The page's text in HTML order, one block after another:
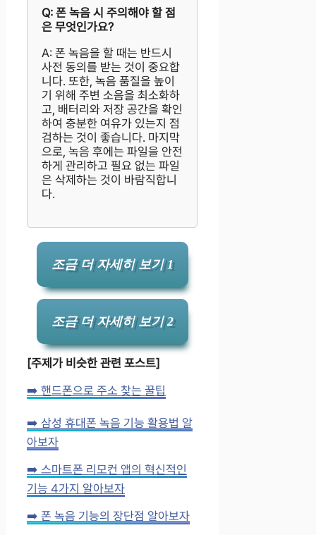
Q: 폰 녹음 시 주의해야 할 점
은 무엇인가요?
A: 폰 녹음을 할 때는 반드시
사전 동의를 받는 것이 중요합
니다. 또한, 녹음 품질을 높이
기 위해 주변 소음을 최소화하
고, 배터리와 저장 공간을 확인
하여 충분한 여유가 있는지 점
검하는 것이 좋습니다. 마지막
으로, 녹음 후에는 파일을 안전
하게 관리하고 필요 없는 파일
은 삭제하는 것이 바람직합니
다.
조금 더 자세히 보기 1
조금 더 자세히 보기 2
[주제가 비슷한 관련 포스트]
➡️ 핸드폰으로 주소 찾는 꿀팁
➡️ 삼성 휴대폰 녹음 기능 활용법 알
아보자
➡️ 스마트폰 리모컨 앱의 혁신적인
기능 4가지 알아보자
➡️ 폰 녹음 기능의 장단점 알아보자